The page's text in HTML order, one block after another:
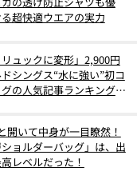
超快適ウエアの実力
ュックに変形」2,900円
シングス“水に強い”初コ
の人気記事ランキングベ
開いて中身が一目瞭然！
ョルダーバッグ」は、出
レベルだった！